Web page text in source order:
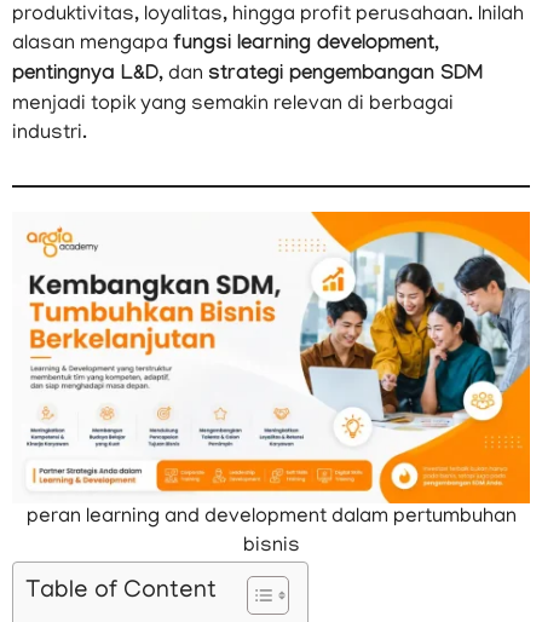
produktivitas, loyalitas, hingga profit perusahaan. Inilah
alasan mengapa fungsi learning development,
pentingnya L&D, dan strategi pengembangan SDM
menjadi topik yang semakin relevan di berbagai
industri.
peran learning and development dalam pertumbuhan
bisnis
Table of Content